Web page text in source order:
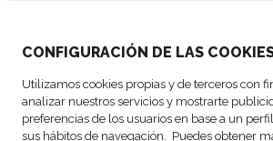
CONFIGURACIÓN DE LAS
Utilizamos cookies propias y de terceros con
analizar nuestros servicios y mostrarte
preferencias de los usuarios en base a un
sus hábitos de navegación. Puedes obtener